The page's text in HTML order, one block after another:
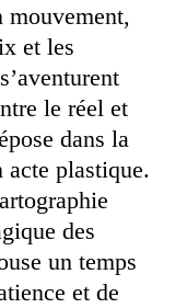
mouvement,
et les
le réel et
dans la
acte plastique.
des
un temps
et de